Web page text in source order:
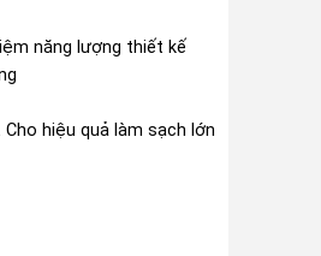
năng lượng thiết kế
hiệu quả làm sạch lớn